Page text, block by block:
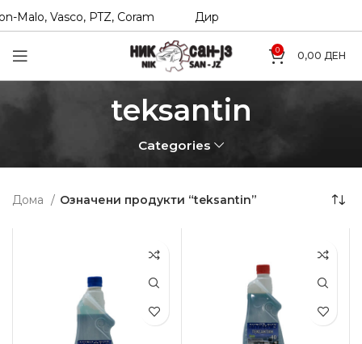
Vasco, PTZ, Coram Директни увозници на
0 0,00 ДЕН
teksantin
Categories
Дома Означени продукти “teksantin”